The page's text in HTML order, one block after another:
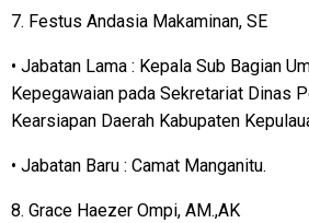
7. Festus Andasia Makaminan, SE
• Jabatan Lama : Kepala Sub Bagian
Kepegawaian pada Sekretariat Dinas
Kearsiapan Daerah Kabupaten
• Jabatan Baru : Camat Manganitu.
8. Grace Haezer Ompi, AM.,AK